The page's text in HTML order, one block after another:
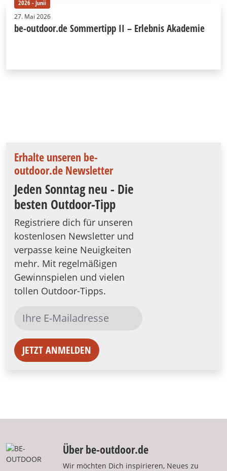
2026 - Junii
27. Mai 2026
be-outdoor.de Sommertipp II – Erlebnis Akademie
Erhalte unseren be-
outdoor.de Newsletter
Jeden Sonntag neu - Die
besten Outdoor-Tipp
Registriere dich für unseren
kostenlosen Newsletter und
verpasse keine Neuigkeiten
mehr. Mit regelmäßigen
Gewinnspielen und vielen
tollen Outdoor-Tipps.
JETZT ANMELDEN
Über be-outdoor.de
Wir möchten Dich inspirieren, Neues zu